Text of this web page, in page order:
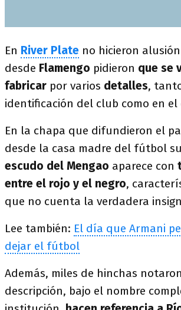
En River Plate no hicieron
desde Flamengo pidieron que se
fabricar por varios detalles,
identificación del club como en el
En la chapa que difundieron el
desde la casa madre del fútbol
escudo del Mengao aparece con
entre el rojo y el negro,
que no cuenta la verdadera
Lee también: El día que Armani
dejar el fútbol
Además, miles de hinchas
descripción, bajo el nombre